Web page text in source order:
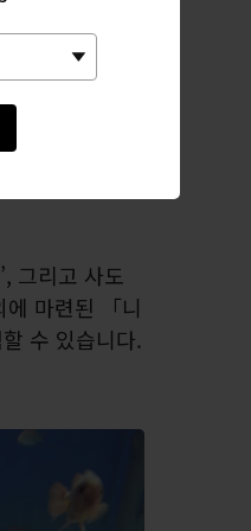
그리고 사도
마련된 「니
수 있습니다.